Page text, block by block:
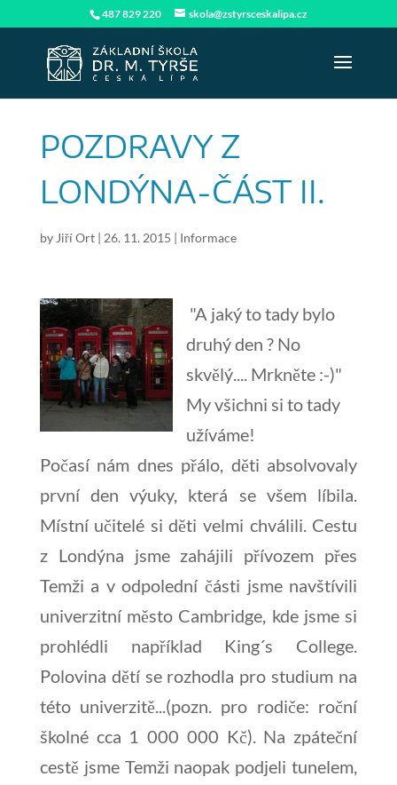
487 829 220 skola@zstyrsceskalipa.cz
POZDRAVY Z
LONDÝNA-ČÁST II.
by Jiří Ort| 26. 11. 2015 | Informace
"A jaký to tady bylo
druhý den ? No
skvělý.... Mrkněte :-)"
My všichni si to tady
užíváme!
Počasí nám dnes přálo, děti absolvovaly
první den výuky, která se všem líbila.
Místní učitelé si děti velmi chválili. Cestu
z Londýna jsme zahájili přívozem přes
Temži a v odpolední části jsme navštívili
univerzitní město Cambridge, kde jsme si
prohlédli například King´s College.
Polovina dětí se rozhodla pro studium na
této univerzitě...(pozn. pro rodiče: roční
školné cca 1 000 000 Kč). Na zpáteční
cestě jsme Temži naopak podjeli tunelem,